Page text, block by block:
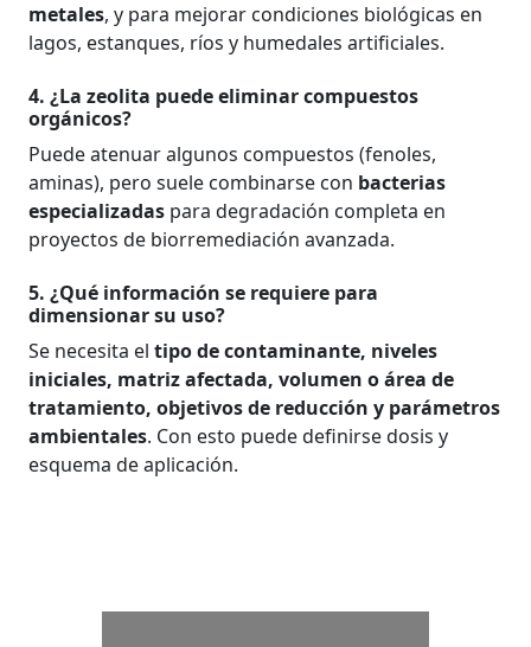
metales, y para mejorar condiciones biológicas en
lagos, estanques, ríos y humedales artificiales.
4. ¿La zeolita puede eliminar compuestos
orgánicos?
Puede atenuar algunos compuestos (fenoles,
aminas), pero suele combinarse con bacterias
especializadas para degradación completa en
proyectos de biorremediación avanzada.
5. ¿Qué información se requiere para
dimensionar su uso?
Se necesita el tipo de contaminante, niveles
iniciales, matriz afectada, volumen o área de
tratamiento, objetivos de reducción y parámetros
ambientales. Con esto puede definirse dosis y
esquema de aplicación.